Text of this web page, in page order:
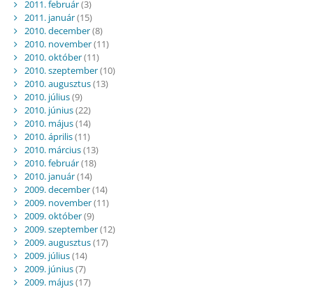
2011. február(3)
2011. január(15)
2010. december(8)
2010. november(11)
2010. október(11)
2010. szeptember(10)
2010. augusztus(13)
2010. július(9)
2010. június(22)
2010. május(14)
2010. április(11)
2010. március(13)
2010. február(18)
2010. január(14)
2009. december(14)
2009. november(11)
2009. október(9)
2009. szeptember(12)
2009. augusztus(17)
2009. július(14)
2009. június(7)
2009. május(17)